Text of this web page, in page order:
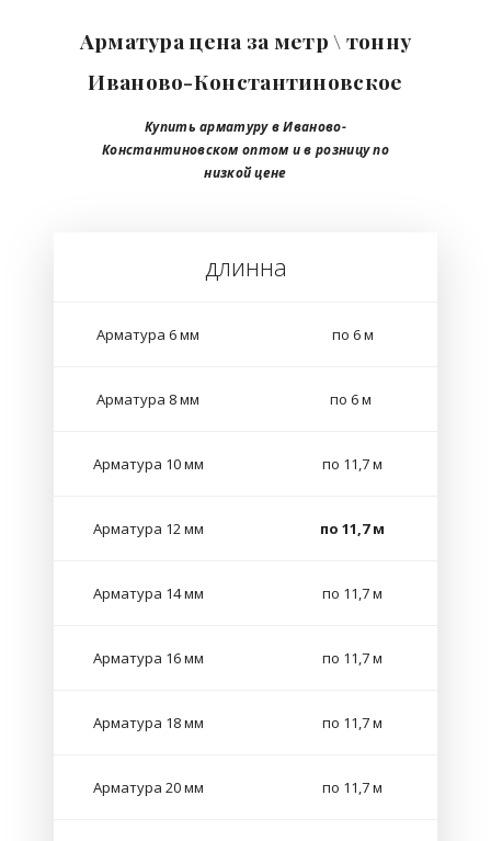
Арматура цена за метр \ тонну
Иваново-Константиновское
Купить арматуру в Иваново-
Константиновскомоптом и в розницупо
низкой цене
длинна
Арматура 6 мм по 6 м
Арматура 8 мм по 6 м
Арматура 10 мм по 11,7 м
Арматура 12 мм по 11,7 м
Арматура 14 мм по 11,7 м
Арматура 16 мм по 11,7 м
Арматура 18 мм по 11,7 м
Арматура 20 мм по 11,7 м